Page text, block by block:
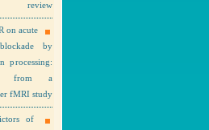
review
on acute
by
processing:
from a
fMRI study
of